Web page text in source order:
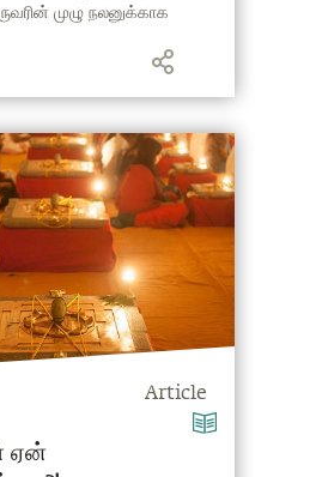
முழு நலனுக்காக
விளக்குகிறது. தேவி
Article
ஏன்